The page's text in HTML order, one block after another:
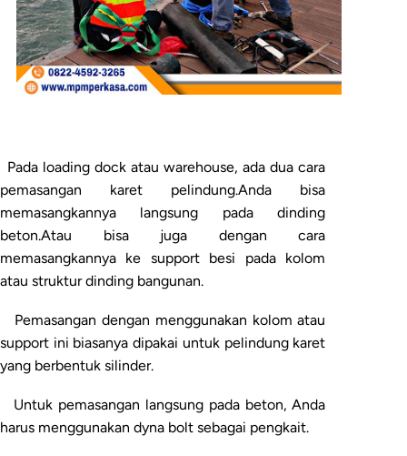
Pada loading dock atau warehouse, ada dua cara
pemasangan karet pelindung.Anda bisa
memasangkannya langsung pada dinding
beton.Atau bisa juga dengan cara
memasangkannya ke support besi pada kolom
atau struktur dinding bangunan.
Pemasangan dengan menggunakan kolom atau
support ini biasanya dipakai untuk pelindung karet
yang berbentuk silinder.
Untuk pemasangan langsung pada beton, Anda
harus menggunakan dyna bolt sebagai pengkait.